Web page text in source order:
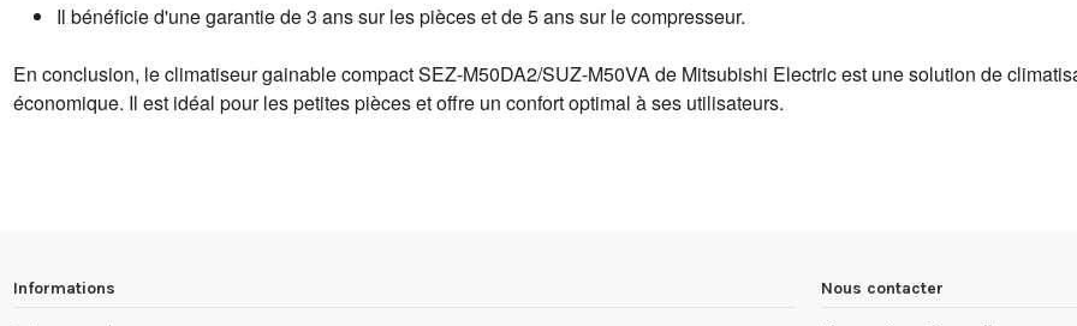
Il bénéficie d'une garantie de 3 ans sur les pièces et de 5 ans sur le compresseur.
En conclusion, le climatiseur gainable compact SEZ-M50DA2/SUZ-M50VA de Mitsubishi Electric est une solution de
économique. Il est idéal pour les petites pièces et offre un confort optimal à ses utilisateurs.
Informations Nous contacter